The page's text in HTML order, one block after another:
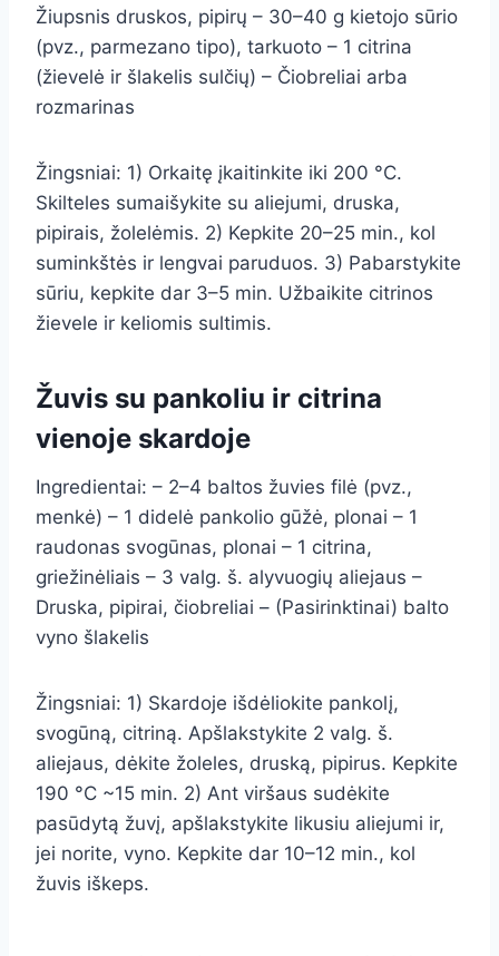
Žiupsnis druskos, pipirų – 30–40 g kietojo sūrio
(pvz., parmezano tipo), tarkuoto – 1 citrina
(žievelė ir šlakelis sulčių) – Čiobreliai arba
rozmarinas
Žingsniai: 1) Orkaitę įkaitinkite iki 200 °C.
Skilteles sumaišykite su aliejumi, druska,
pipirais, žolelėmis. 2) Kepkite 20–25 min., kol
suminkštės ir lengvai paruduos. 3) Pabarstykite
sūriu, kepkite dar 3–5 min. Užbaikite citrinos
žievele ir keliomis sultimis.
Žuvis su pankoliu ir citrina
vienoje skardoje
Ingredientai: – 2–4 baltos žuvies filė (pvz.,
menkė) – 1 didelė pankolio gūžė, plonai – 1
raudonas svogūnas, plonai – 1 citrina,
griežinėliais – 3 valg. š. alyvuogių aliejaus –
Druska, pipirai, čiobreliai – (Pasirinktinai) balto
vyno šlakelis
Žingsniai: 1) Skardoje išdėliokite pankolį,
svogūną, citriną. Apšlakstykite 2 valg. š.
aliejaus, dėkite žoleles, druską, pipirus. Kepkite
190 °C ~15 min. 2) Ant viršaus sudėkite
pasūdytą žuvį, apšlakstykite likusiu aliejumi ir,
jei norite, vyno. Kepkite dar 10–12 min., kol
žuvis iškeps.